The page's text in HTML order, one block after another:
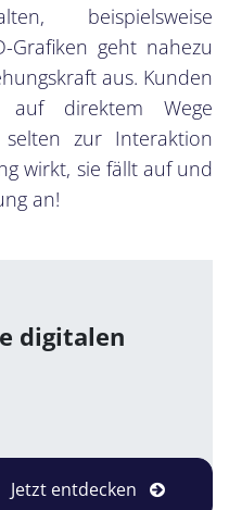
beispielsweise
Grafiken geht nahezu
aus. Kunden
auf direktem Wege
zur Interaktion
wirkt, sie fällt auf und
an!
digitalen
Jetzt entdecken